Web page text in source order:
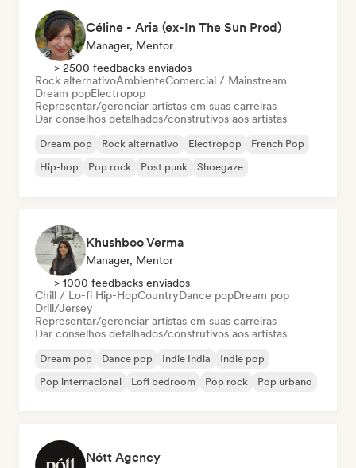
Céline - Aria (ex-In The Sun Prod)
Manager, Mentor
> 2500 feedbacks enviados
Rock alternativoAmbienteComercial / Mainstream
Dream popElectropop
Representar/gerenciar artistas em suas carreiras
Dar conselhos detalhados/construtivos aos artistas
Dream pop Rock alternativo Electropop
French Pop
Hip-hop
Pop rock Post punk Shoegaze
Khushboo Verma
Manager, Mentor
> 1000 feedbacks enviados
Chill / Lo-fi Hip-HopCountryDance popDream pop
Drill/Jersey
Representar/gerenciar artistas em suas carreiras
Dar conselhos detalhados/construtivos aos artistas
Dream pop Dance pop Indie India
Indie pop
Pop internacional
Lofi bedroom Pop rock Pop urbano
Nótt Agency